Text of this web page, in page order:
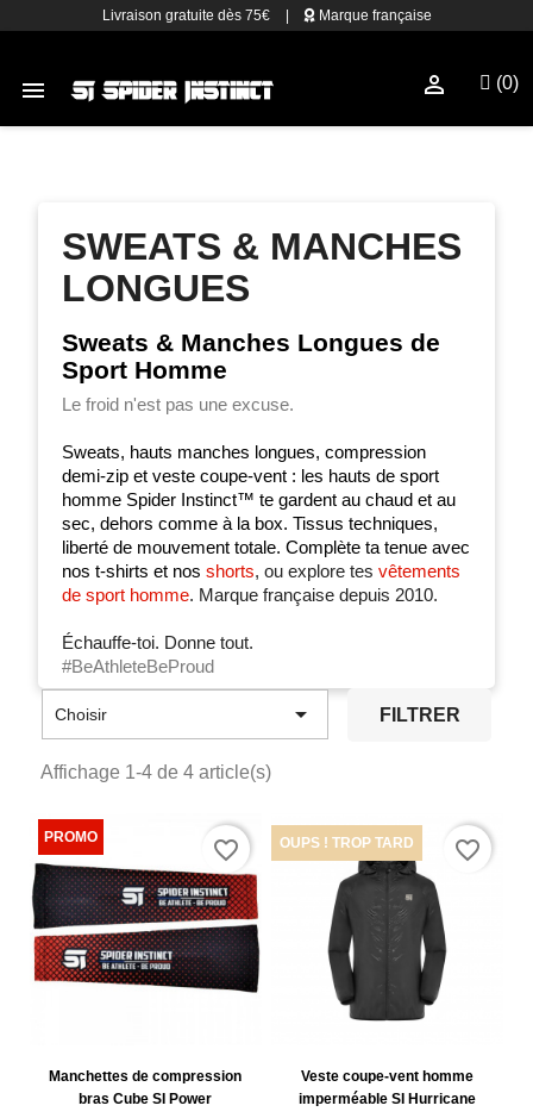
Livraison gratuite dès 75€ Marque française
 (0)

SWEATS & MANCHES
LONGUES
Sweats & Manches Longues de
Sport Homme
Le froid n'est pas une excuse.
Sweats, hauts manches longues, compression
demi-zip et veste coupe-vent : les hauts de sport
homme Spider Instinct™ te gardent au chaud et au
sec, dehors comme à la box. Tissus techniques,
liberté de mouvement totale. Complète ta tenue avec
nos t-shirts et nos shorts, ou explore tes vêtements
de sport homme. Marque française depuis 2010.
Échauffe-toi. Donne tout.
#BeAthleteBeProud
Choisir  FILTRER
Affichage 1-4 de 4 article(s)
Manchettes de compression
bras Cube SI Power
favorite_border
Veste coupe-vent homme
imperméable SI Hurricane
OUPS ! TROP TARD favorite_border